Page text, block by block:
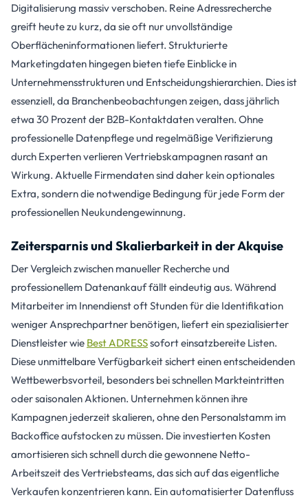
Digitalisierung massiv verschoben. Reine Adressrecherche
greift heute zu kurz, da sie oft nur unvollständige
Oberflächeninformationen liefert. Strukturierte
Marketingdaten hingegen bieten tiefe Einblicke in
Unternehmensstrukturen und Entscheidungshierarchien. Dies ist
essenziell, da Branchenbeobachtungen zeigen, dass jährlich
etwa 30 Prozent der B2B-Kontaktdaten veralten. Ohne
professionelle Datenpflege und regelmäßige Verifizierung
durch Experten verlieren Vertriebskampagnen rasant an
Wirkung. Aktuelle Firmendaten sind daher kein optionales
Extra, sondern die notwendige Bedingung für jede Form der
professionellen Neukundengewinnung.
Zeitersparnis und Skalierbarkeit in der Akquise
Der Vergleich zwischen manueller Recherche und
professionellem Datenankauf fällt eindeutig aus. Während
Mitarbeiter im Innendienst oft Stunden für die Identifikation
weniger Ansprechpartner benötigen, liefert ein spezialisierter
Dienstleister wie Best ADRESSsofort einsatzbereite Listen.
Diese unmittelbare Verfügbarkeit sichert einen entscheidenden
Wettbewerbsvorteil, besonders bei schnellen Markteintritten
oder saisonalen Aktionen. Unternehmen können ihre
Kampagnen jederzeit skalieren, ohne den Personalstamm im
Backoffice aufstocken zu müssen. Die investierten Kosten
amortisieren sich schnell durch die gewonnene Netto-
Arbeitszeit des Vertriebsteams, das sich auf das eigentliche
Verkaufen konzentrieren kann. Ein automatisierter Datenfluss